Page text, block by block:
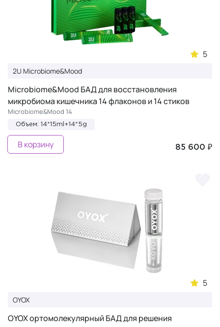
5
2U Microbiome&Mood
Microbiome&Mood БАД для восстановления
микробиома кишечника 14 флаконов и 14 стиков
Microbiome&Mood 14
Объем: 14*15ml+14*5g
85 600 ₽
В корзину
5
OYOX
OYOX ортомолекулярный БАД для решения